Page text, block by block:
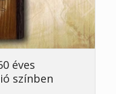
éves
színben